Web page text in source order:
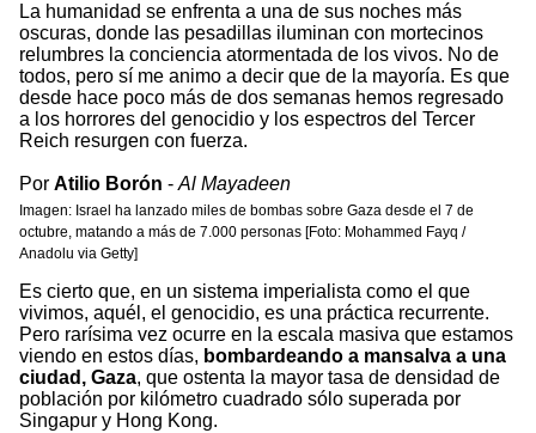
La humanidad se enfrenta a una de sus noches más
oscuras, donde las pesadillas iluminan con mortecinos
relumbres la conciencia atormentada de los vivos. No de
todos, pero sí me animo a decir que de la mayoría. Es que
desde hace poco más de dos semanas hemos regresado
a los horrores del genocidio y los espectros del Tercer
Reich resurgen con fuerza.
Por Atilio Borón - Al Mayadeen
Imagen: Israel ha lanzado miles de bombas sobre Gaza desde el 7 de
octubre, matando a más de 7.000 personas [Foto: Mohammed Fayq /
Anadolu via Getty]
Es cierto que, en un sistema imperialista como el que
vivimos, aquél, el genocidio, es una práctica recurrente.
Pero rarísima vez ocurre en la escala masiva que estamos
viendo en estos días, bombardeando a mansalva a una
ciudad, Gaza, que ostenta la mayor tasa de densidad de
población por kilómetro cuadrado sólo superada por
Singapur y Hong Kong.